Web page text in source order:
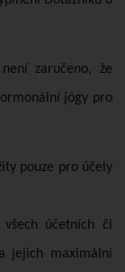
zaručeno, že
jógy pro
pouze pro účely
účetních či
jejich maximální